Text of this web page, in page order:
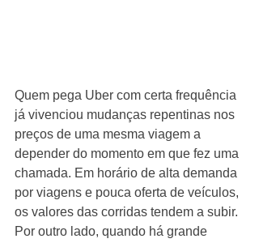
Quem pega Uber com certa frequência
já vivenciou mudanças repentinas nos
preços de uma mesma viagem a
depender do momento em que fez uma
chamada. Em horário de alta demanda
por viagens e pouca oferta de veículos,
os valores das corridas tendem a subir.
Por outro lado, quando há grande